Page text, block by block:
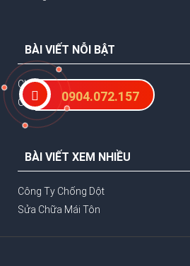
BÀI VIẾT NỖI BẬT
Chống Thấm Sân Thượng
Chống Dột Trần Nhà
BÀI VIẾT XEM NHIỀU
Công Ty Chống Dột
Sửa Chữa Mái Tôn
0904.072.157